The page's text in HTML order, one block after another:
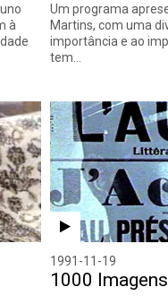
à
Um programa
Martins, com uma
importância e ao
tem…
1991-11-19
1000 Imagens